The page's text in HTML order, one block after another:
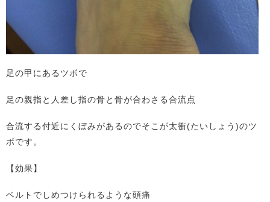
足の甲にあるツボで
足の親指と人差し指の骨と骨が合わさる合流点
合流する付近にくぼみがあるのでそこが太衝(たいしょう)のツ
ボです。
【効果】
ベルトでしめつけられるような頭痛